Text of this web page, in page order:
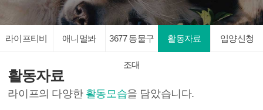
라이프티비 애니멀봐 3677 동물구
조대
활동자료 입양신청
활동자료
라이프의 다양한 활동모습을 담았습니다.